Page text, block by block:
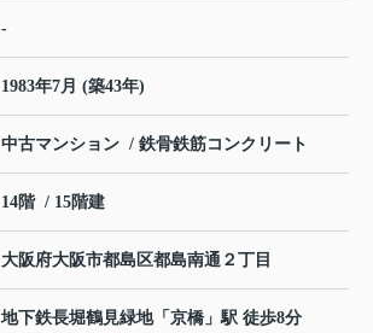
-
1983年7月 (築43年)
中古マンション / 鉄骨鉄筋コンクリート
14階 / 15階建
大阪府大阪市都島区都島南通 ２丁目
地下鉄長堀鶴見緑地「 京橋 」駅 徒歩8分